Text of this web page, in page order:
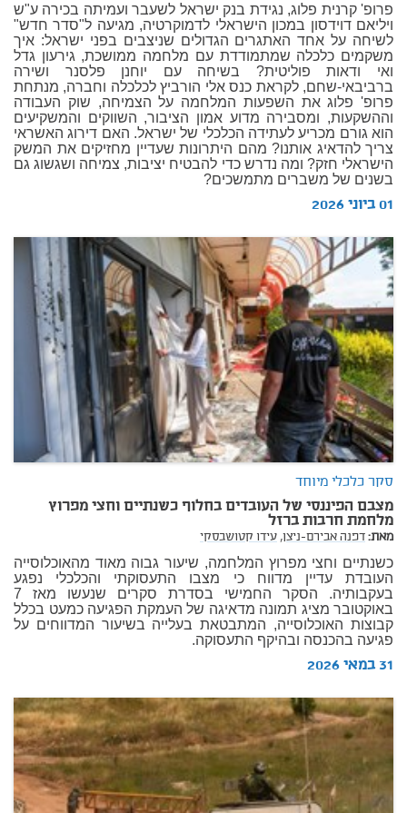
פרופ' קרנית פלוג, נגידת בנק ישראל לשעבר ועמיתה בכירה ע"ש
ויליאם דוידסון במכון הישראלי לדמוקרטיה, מגיעה ל"סדר חדש"
לשיחה על אחד האתגרים הגדולים שניצבים בפני ישראל: איך
משקמים כלכלה שמתמודדת עם מלחמה ממושכת, גירעון גדל
ואי ודאות פוליטית? בשיחה עם יוחנן פלסנר ושירה
ברביבאי-שחם, לקראת כנס אלי הורביץ לכלכלה וחברה, מנתחת
פרופ' פלוג את השפעות המלחמה על הצמיחה, שוק העבודה
וההשקעות, ומסבירה מדוע אמון הציבור, השווקים והמשקיעים
הוא גורם מכריע לעתידה הכלכלי של ישראל. האם דירוג האשראי
צריך להדאיג אותנו? מהם היתרונות שעדיין מחזיקים את המשק
הישראלי חזק? ומה נדרש כדי להבטיח יציבות, צמיחה ושגשוג גם
בשנים של משברים מתמשכים?
01 ביוני 2026
סקר כלכלי מיוחד
מצבם הפיננסי של העובדים בחלוף כשנתיים וחצי מפרוץ
מלחמת חרבות ברזל
מאת:דפנה אבירם-ניצן, עידו קטושבסקי
כשנתיים וחצי מפרוץ המלחמה, שיעור גבוה מאוד מהאוכלוסייה
העובדת עדיין מדווח כי מצבו התעסוקתי והכלכלי נפגע
בעקבותיה. הסקר החמישי בסדרת סקרים שנעשו מאז 7
באוקטובר מציג תמונה מדאיגה של העמקת הפגיעה כמעט בכלל
קבוצות האוכלוסייה, המתבטאת בעלייה בשיעור המדווחים על
פגיעה בהכנסה ובהיקף התעסוקה.
31 במאי 2026